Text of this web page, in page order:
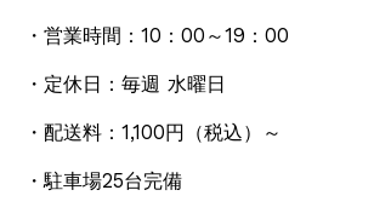
・営業時間：10：00～19：00
・定休日：毎週 水曜日
・配送料：1,100円 （税込） ～
・駐車場25台完備